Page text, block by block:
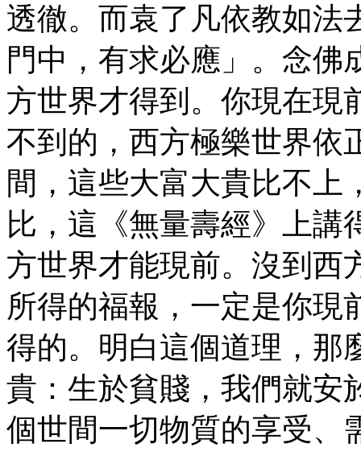
透徹。而袁了凡依教如法
門中，有求必應」。念佛
方世界才得到。你現在現
不到的，西方極樂世界依
間，這些大富大貴比不上
比，這《無量壽經》上講
方世界才能現前。沒到西
所得的福報，一定是你現
得的。明白這個道理，那
貴：生於貧賤，我們就安
個世間一切物質的享受、